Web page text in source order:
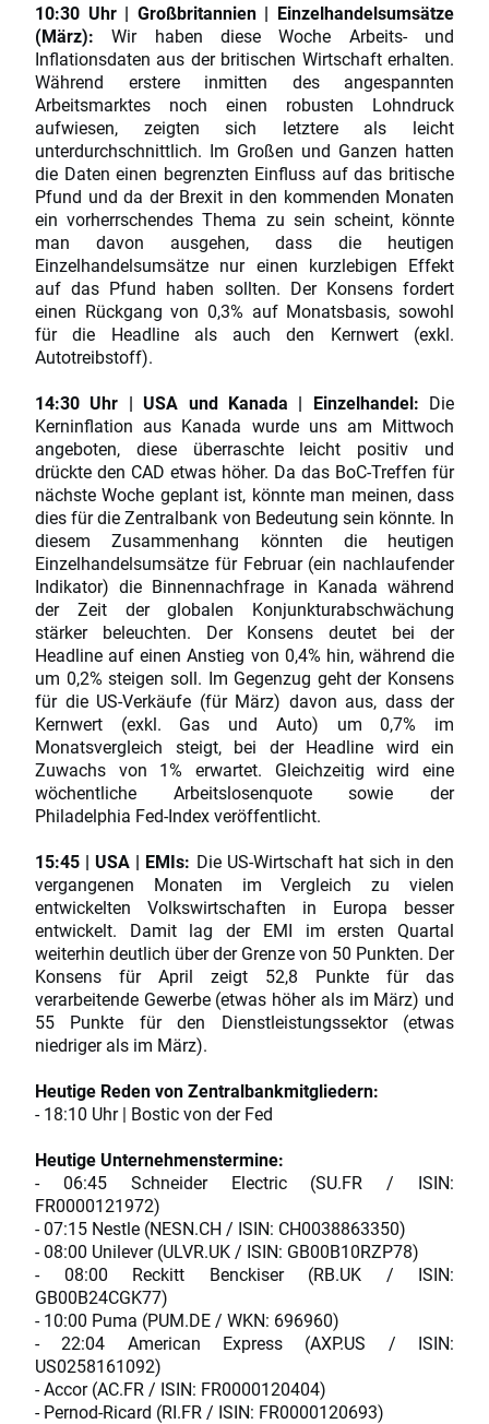
10:30 Uhr | Großbritannien | Einzelhandelsumsätze
(März):Wir haben diese Woche Arbeits- und
Inflationsdaten aus der britischen Wirtschaft erhalten.
Während erstere inmitten des angespannten
Arbeitsmarktes noch einen robusten Lohndruck
aufwiesen, zeigten sich letztere als leicht
unterdurchschnittlich. Im Großen und Ganzen hatten
die Daten einen begrenzten Einfluss auf das britische
Pfund und da der Brexit in den kommenden Monaten
ein vorherrschendes Thema zu sein scheint, könnte
man davon ausgehen, dass die heutigen
Einzelhandelsumsätze nur einen kurzlebigen Effekt
auf das Pfund haben sollten. Der Konsens fordert
einen Rückgang von 0,3% auf Monatsbasis, sowohl
für die Headline als auch den Kernwert (exkl.
Autotreibstoff).
14:30 Uhr | USA und Kanada | Einzelhandel: Die
Kerninflation aus Kanada wurde uns am Mittwoch
angeboten, diese überraschte leicht positiv und
drückte den CAD etwas höher. Da das BoC-Treffen für
nächste Woche geplant ist, könnte man meinen, dass
dies für die Zentralbank von Bedeutung sein könnte. In
diesem Zusammenhang könnten die heutigen
Einzelhandelsumsätze für Februar (ein nachlaufender
Indikator) die Binnennachfrage in Kanada während
der Zeit der globalen Konjunkturabschwächung
stärker beleuchten. Der Konsens deutet bei der
Headline auf einen Anstieg von 0,4% hin, während die
um 0,2% steigen soll. Im Gegenzug geht der Konsens
für die US-Verkäufe (für März) davon aus, dass der
Kernwert (exkl. Gas und Auto) um 0,7% im
Monatsvergleich steigt, bei der Headline wird ein
Zuwachs von 1% erwartet. Gleichzeitig wird eine
wöchentliche Arbeitslosenquote sowie der
Philadelphia Fed-Index veröffentlicht.
15:45 | USA | EMIs: Die US-Wirtschaft hat sich in den
vergangenen Monaten im Vergleich zu vielen
entwickelten Volkswirtschaften in Europa besser
entwickelt. Damit lag der EMI im ersten Quartal
weiterhin deutlich über der Grenze von 50 Punkten. Der
Konsens für April zeigt 52,8 Punkte für das
verarbeitende Gewerbe (etwas höher als im März) und
55 Punkte für den Dienstleistungssektor (etwas
niedriger als im März).
Heutige Reden von Zentralbankmitgliedern:
- 18:10 Uhr | Bostic von der Fed
Heutige Unternehmenstermine:
- 06:45 Schneider Electric (SU.FR / ISIN:
FR0000121972)
- 07:15 Nestle (NESN.CH / ISIN: CH0038863350)
- 08:00 Unilever (ULVR.UK / ISIN: GB00B10RZP78)
- 08:00 Reckitt Benckiser (RB.UK / ISIN:
GB00B24CGK77)
- 10:00 Puma (PUM.DE / WKN: 696960)
- 22:04 American Express (AXP.US / ISIN:
US0258161092)
- Accor (AC.FR / ISIN: FR0000120404)
- Pernod-Ricard (RI.FR / ISIN: FR0000120693)